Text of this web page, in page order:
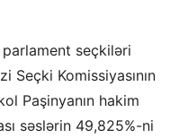
seçkiləri
Seçki Komissiyasının
Paşinyanın hakim
səslərin 49,825%-ni